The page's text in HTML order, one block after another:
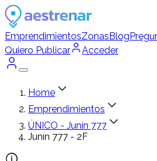
EmprendimientosZonasBlog
Quiero Publicar
Acceder
Home
Emprendimientos
ÚNICO - Junín 777
Junín 777 - 2F